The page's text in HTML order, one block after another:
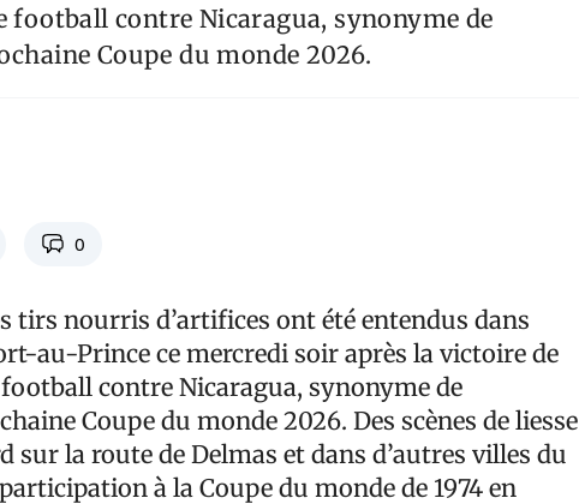
football contre Nicaragua, synonyme de
Coupe du monde 2026.
0
tirs nourris d’artifices ont été entendus dans
au-Prince ce mercredi soir après la victoire de
contre Nicaragua, synonyme de
Coupe du monde 2026. Des scènes de liesse
sur la route de Delmas et dans d’autres villes du
à la Coupe du monde de 1974 en